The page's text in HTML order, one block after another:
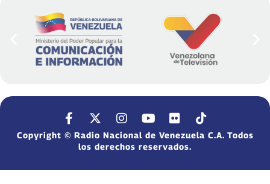
Copyright © Radio Nacional de Venezuela C.A. Todos
los derechos reservados.